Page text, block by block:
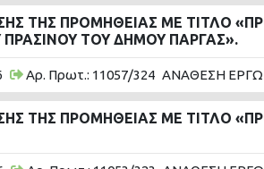
ΤΗΣ ΠΡΟΜΗΘΕΙΑΣ ΜΕ ΤΙΤΛΟ
ΤΟΥ ΔΗΜΟΥ ΠΑΡΓΑΣ».
Αρ. Πρωτ.: 11057/324 ΑΝΑΘΕΣΗ
ΤΗΣ ΠΡΟΜΗΘΕΙΑΣ ΜΕ ΤΙΤΛΟ